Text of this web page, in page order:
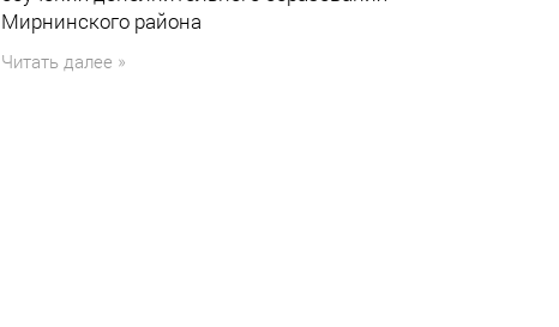
Мирнинского района
Читать далее »